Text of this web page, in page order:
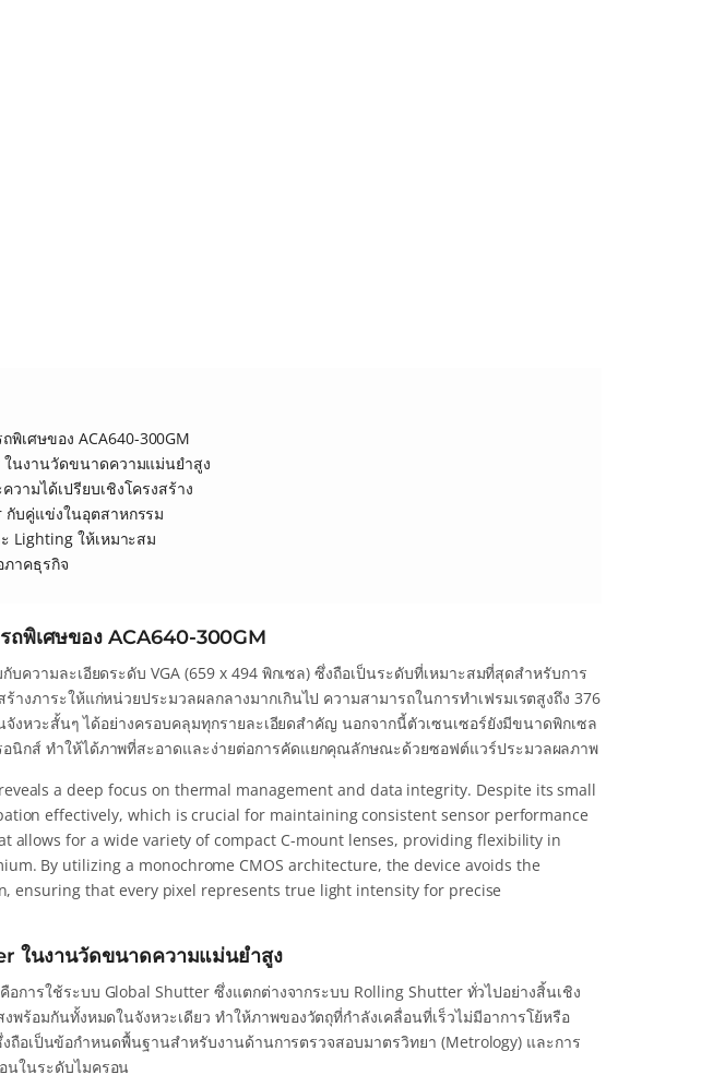
เศษของ ACA640-300GM
นงานวัดขนาดความแม่นยำสูง
วามได้เปรียบเชิงโครงสร้าง
กับคู่แข่งในอุตสาหกรรม
Lighting ให้เหมาะสม
าคธุรกิจ
ถพิเศษของ ACA640-300GM
ความละเอียดระดับ VGA (659 x 494 พิกเซล) ซึ่งถือเป็นระดับที่เหมาะสมที่สุดสำหรับการ
งภาระให้แก่หน่วยประมวลผลกลางมากเกินไป ความสามารถในการทำเฟรมเรตสูงถึง 376
งหวะสั้นๆ ได้อย่างครอบคลุมทุกรายละเอียดสำคัญ นอกจากนี้ตัวเซนเซอร์ยังมีขนาดพิกเซล
นิกส์ ทำให้ได้ภาพที่สะอาดและง่ายต่อการคัดแยกคุณลักษณะด้วยซอฟต์แวร์ประมวลผลภาพ
a deep focus on thermal management and data integrity. Despite its small
effectively, which is crucial for maintaining consistent sensor performance
allows for a wide variety of compact C-mount lenses, providing flexibility in
By utilizing a monochrome CMOS architecture, the device avoids the
ensuring that every pixel represents true light intensity for precise
ในงานวัดขนาดความแม่นยำสูง
การใช้ระบบ Global Shutter ซึ่งแตกต่างจากระบบ Rolling Shutter ทั่วไปอย่างสิ้นเชิง
ร้อมกันทั้งหมดในจังหวะเดียว ทำให้ภาพของวัตถุที่กำลังเคลื่อนที่เร็วไม่มีอาการโย้หรือ
ถือเป็นข้อกำหนดพื้นฐานสำหรับงานด้านการตรวจสอบมาตรวิทยา (Metrology) และการ
นในระดับไมครอน